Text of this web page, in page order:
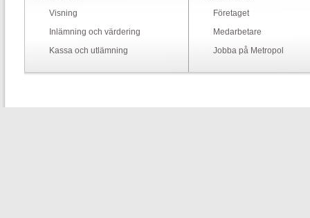
Visning
Inlämning och värdering
Kassa och utlämning
Företaget
Medarbetare
Jobba på Metropol